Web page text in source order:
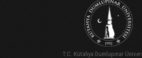
T.C. Kütahya Dumlupınar